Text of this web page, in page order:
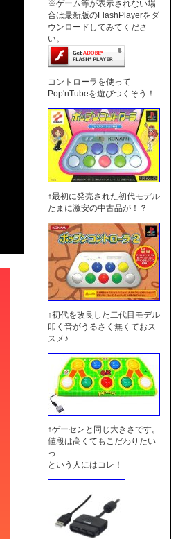
※ゲーム等が表示されない場
合は最新版のFlashPlayerをダ
ウンロードしてみてくださ
い。
コントローラを使って
Pop'nTubeを遊びつくそう！
↑最初に発売された初代モデル
たまに激安の中古品が！？
↑初代を改良した二代目モデル
叩く音がうるさく無くておス
スメ♪
↑ゲーセンと同じ大きさです。
値段は高くてもこだわりたい
っ
という人にはコレ！